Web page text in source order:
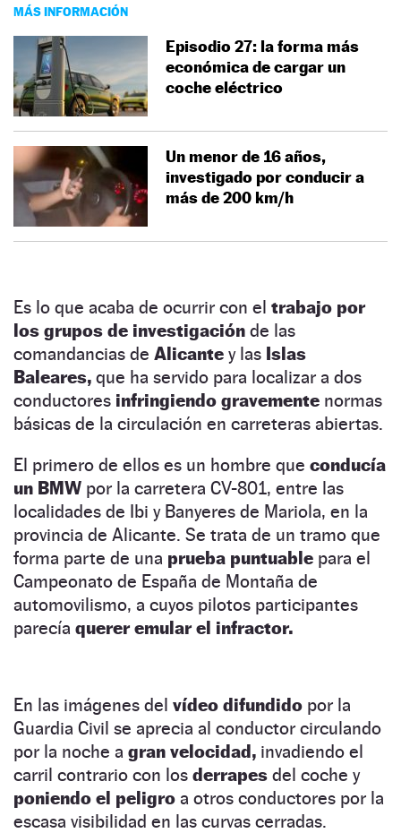
MÁS INFORMACIÓN
Episodio 27: la forma más
económica de cargar un
coche eléctrico
Un menor de 16 años,
investigado por conducir a
más de 200 km/h
Es lo que acaba de ocurrir con el trabajo por
los grupos de investigación de las
comandancias de Alicante y las Islas
Baleares, que ha servido para localizar a dos
conductores infringiendo gravemente normas
básicas de la circulación en carreteras abiertas.
El primero de ellos es un hombre que conducía
un BMW por la carretera CV-801, entre las
localidades de Ibi y Banyeres de Mariola, en la
provincia de Alicante. Se trata de un tramo que
forma parte de una prueba puntuable para el
Campeonato de España de Montaña de
automovilismo, a cuyos pilotos participantes
parecía querer emular el infractor.
En las imágenes del vídeo difundido por la
Guardia Civil se aprecia al conductor circulando
por la noche a gran velocidad, invadiendo el
carril contrario con los derrapes del coche y
poniendo el peligro a otros conductores por la
escasa visibilidad en las curvas cerradas.